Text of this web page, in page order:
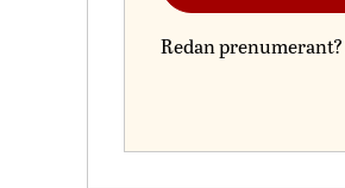
Redan prenumerant?